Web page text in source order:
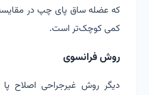
که عضله ساق پای چپ در
کمی کوچک‌تر است.
روش فرانسوی
دیگر روش غیرجراحی اصلاح